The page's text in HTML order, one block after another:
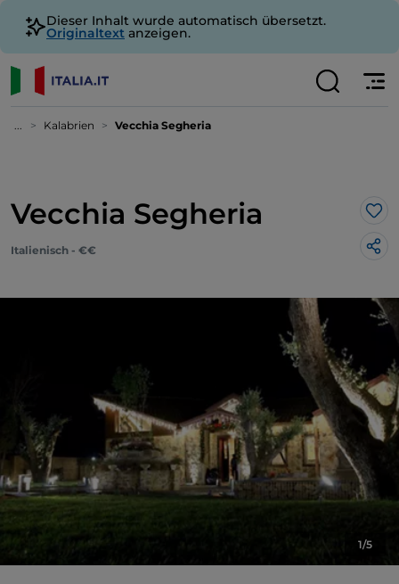
Dieser Inhalt wurde automatisch übersetzt.
Originaltext anzeigen.
... Kalabrien Vecchia Segheria
Vecchia Segheria
Italienisch - €€
1/5